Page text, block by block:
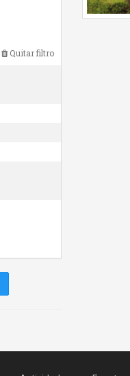
Quitar filtro